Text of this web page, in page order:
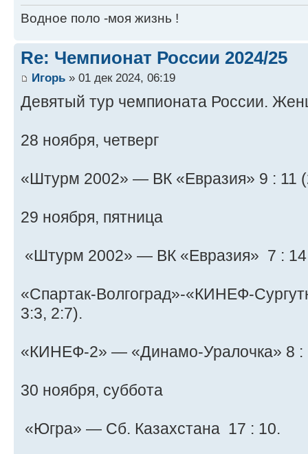
Водное поло -моя жизнь !
Re: Чемпионат России 2024/25
Игорь » 01 дек 2024, 06:19
Девятый тур чемпионата России.
28 ноября, четверг
«Штурм 2002» — ВК «Евразия» 9 : 11
29 ноября, пятница
«Штурм 2002» — ВК «Евразия» 7 :
«Спартак-Волгоград»-«КИНЕФ-
3:3, 2:7).
«КИНЕФ-2» — «Динамо-Уралочка» 8 :
30 ноября, суббота
«Югра» — Сб. Казахстана 17 : 10.